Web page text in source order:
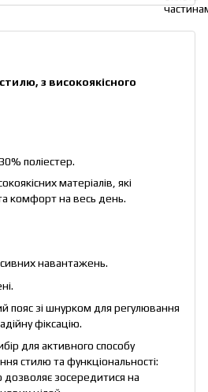
з високоякісного
поліестер.
матеріалів, які
комфорт на весь день.
навантажень.
пояс зі шнурком для регулювання
фіксацію.
для активного способу
стилю та функціональності:
дозволяє зосередитися на